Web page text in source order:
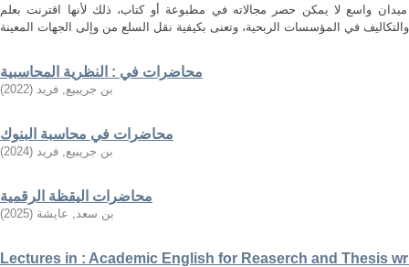
واسع لا يمكن حصر مجالاته في مطبوعة أو كتاب، ذلك لأنها اقترنت بعلم
محاضرات في : النظرية المحاسبية
بن جريبيع, فريد (
2022
)
محاضرات في محاسبة البنوك
بن جريبيع, فريد (
2024
)
محاضرات اليقظة الرقمية
بن سعد, عايشة (
2025
)
Lectures in : Academic English for Reaserch and Thesis